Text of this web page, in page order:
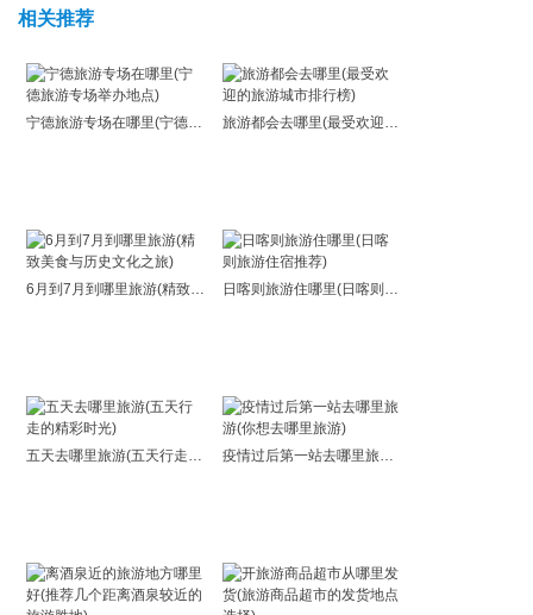
相关推荐
宁德旅游专场在哪里(宁德旅游专场举办地点) 旅游都会去哪里(最受欢迎的旅游城市排行榜)
6月到7月到哪里旅游(精致美食与历史文化之旅) 日喀则旅游住哪里(日喀则旅游住宿推荐)
五天去哪里旅游(五天行走的精彩时光) 疫情过后第一站去哪里旅游(你想去哪里旅游)